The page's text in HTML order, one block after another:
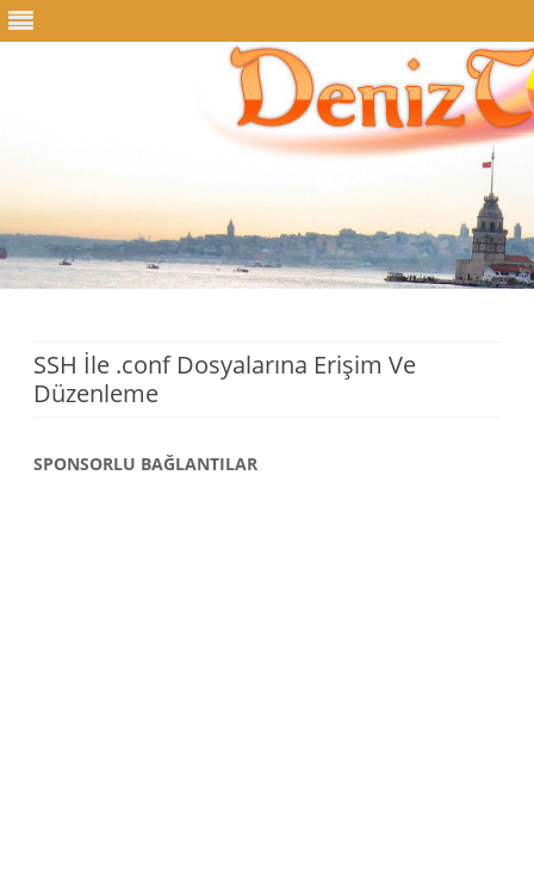
SSH İle .conf Dosyalarına Erişim Ve
Düzenleme
SPONSORLU BAĞLANTILAR